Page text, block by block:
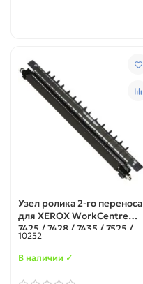
Узел ролика 2-го переноса
для XEROX WorkCentre
7425 / 7428 / 7435 / 7525 /
7556 / 7830 / 7855
(008R13064)
10252
В наличии ✓